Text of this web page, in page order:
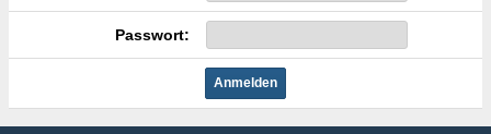
Passwort: